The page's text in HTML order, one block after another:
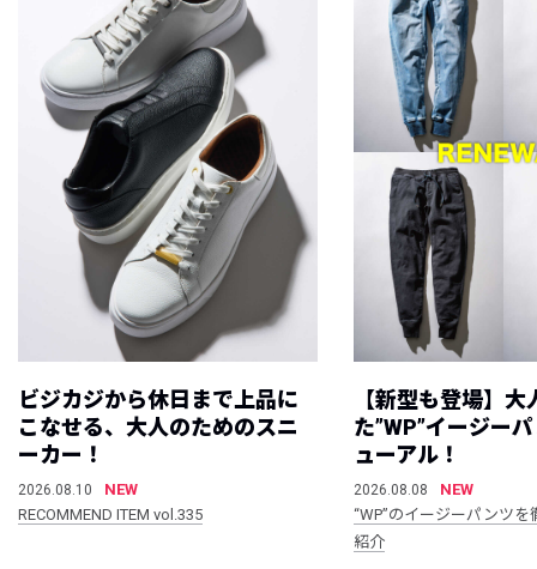
ビジカジから休日まで上品に
こなせる、大人のためのスニ
ーカー！
2026.08.10
NEW
RECOMMEND ITEM vol.335
【新型も登場】大
た”WP”イージー
ューアル！
2026.08.08
NEW
“WP”のイージーパンツ
紹介